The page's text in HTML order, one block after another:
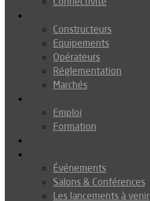
Constructeurs
Equipements
Opérateurs
Réglementation
Marchés
Emploi
Formation
Événements
Salons & Conférences
Les lancements à venir